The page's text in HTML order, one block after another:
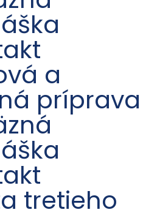
a
príprava
tretieho